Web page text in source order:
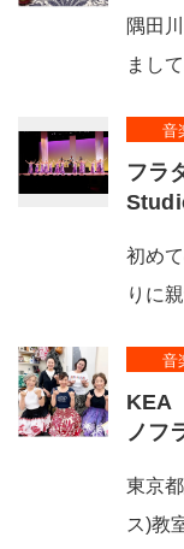
隅田
まし
音
フラ
初め
りに
音
KEA
ノフ
東京
ス)教